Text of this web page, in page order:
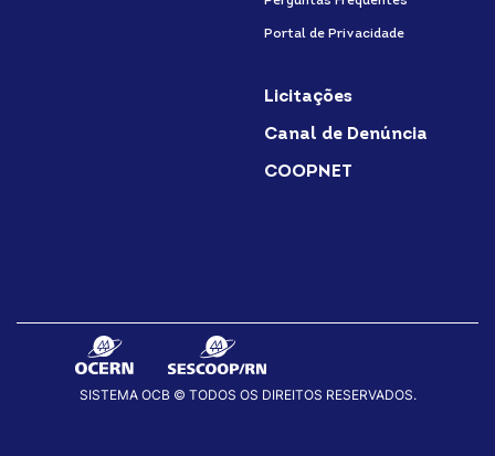
Portal de Privacidade
Licitações
Canal de Denúncia
COOPNET
SISTEMA OCB © TODOS OS DIREITOS RESERVADOS.